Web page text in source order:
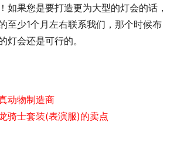
如果您是要打造更为大型的灯会的话，
至少1个月左右联系我们，那个时候布
灯会还是可行的。
动物制造商
骑士套装(表演服)的卖点